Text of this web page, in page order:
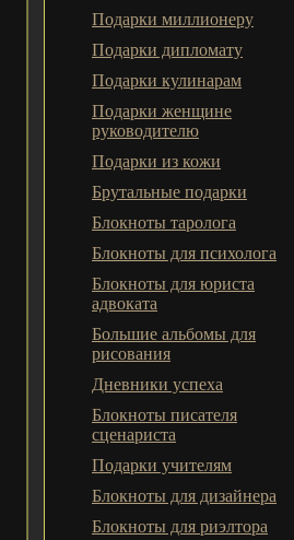
Подарки миллионеру
Подарки дипломату
Подарки кулинарам
Подарки женщине
руководителю
Подарки из кожи
Брутальные подарки
Блокноты таролога
Блокноты для психолога
Блокноты для юриста
адвоката
Большие альбомы для
рисования
Дневники успеха
Блокноты писателя
сценариста
Подарки учителям
Блокноты для дизайнера
Блокноты для риэлтора